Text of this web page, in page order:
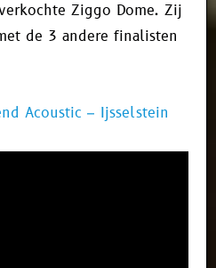
Ziggo Dome. Zij
de 3 andere finalisten
Acoustic – Ijsselstein